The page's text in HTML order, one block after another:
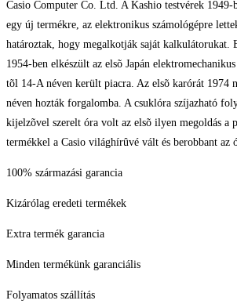
Casio Computer Co. Ltd. A Kashio testvérek
egy új termékre, az elektronikus számológépre
határoztak, hogy megalkotják saját kalkulátorukat.
1954-ben elkészült az elsõ Japán
tõl 14-A néven került piacra. Az elsõ karórát 1974
néven hozták forgalomba. A csuklóra szíjazható
kijelzõvel szerelt óra volt az elsõ ilyen megoldás a
termékkel a Casio világhírûvé vált és berobbant az
100% származási garancia
Kizárólag eredeti termékek
Extra termék garancia
Minden termékünk garanciális
Folyamatos szállítás